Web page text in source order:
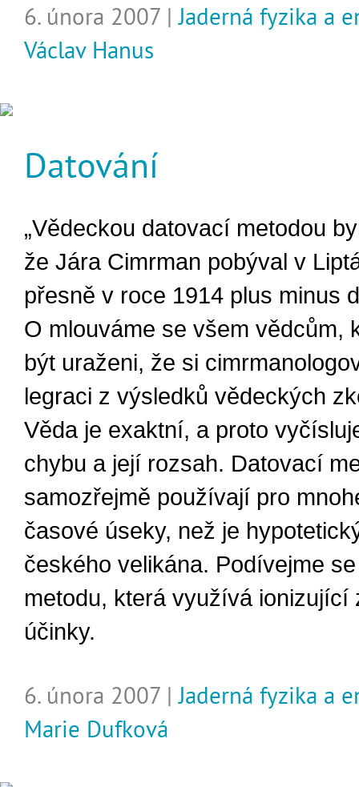
6. února 2007 |Jaderná fyzika a
Václav Hanus
Datování
„Vědeckou datovací metodou
že Jára Cimrman pobýval v
přesně v roce 1914 plus minus
O mlouváme se všem vědcům,
být uraženi, že si
legraci z výsledků vědeckých
Věda je exaktní, a proto
chybu a její rozsah. Datovací
samozřejmě používají pro
časové úseky, než je
českého velikána. Podívejme
metodu, která využívá ionizující
účinky.
6. února 2007 |Jaderná fyzika a
Marie Dufková